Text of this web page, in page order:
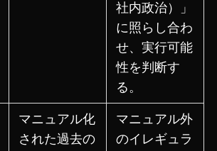
社内政治）」
に照らし合わ
せ、実行可能
性を判断す
る。
マニュアル化
された過去の
マニュアル外
のイレギュラ